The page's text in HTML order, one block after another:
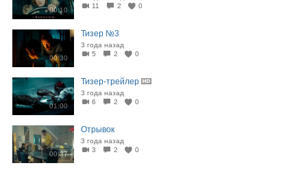
00:10
11
2 0
00:30
Тизер №3
3 года назад
5
2 0
01:00
Тизер-трейлер
3 года назад
6
2 0
00:37
Отрывок
3 года назад
3
2 0